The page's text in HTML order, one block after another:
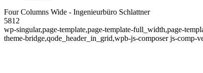
Four Columns Wide - Ingenieurbüro Schlattner
5812
wp-singular,page-template,page-template-full_width,page-
theme-bridge,qode_header_in_grid,wpb-js-composer js-comp-